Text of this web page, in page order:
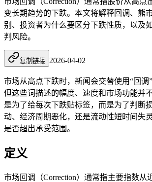
变长期趋势的下跌。本文将解释回调、熊
别、投资者为什么要区分下跌性质，以及
判风险。
复制链接 2026-04-02
市场从高点下跌时，新闻会交替使用“回调
但这些词描述的幅度、速度和市场功能并
是为了给每次下跌贴标签，而是为了判断
动、经济周期恶化，还是流动性短时间失
是否超出承受范围。
定义
市场回调（Correction）通常指主要指数从